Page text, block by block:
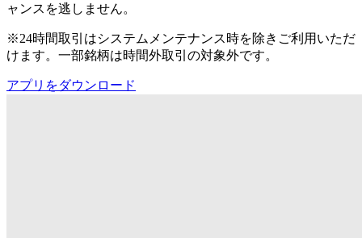
ャンスを逃しません。
※24時間取引はシステムメンテナンス時を除きご利用いただ
けます。一部銘柄は時間外取引の対象外です。
アプリをダウンロード